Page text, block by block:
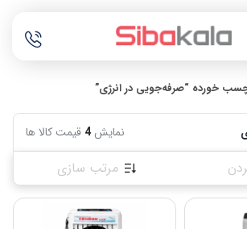
خورده “صرفه‌جویی در انرژی”
نمایش 4 قیمت کالا ها
مرتب سازی